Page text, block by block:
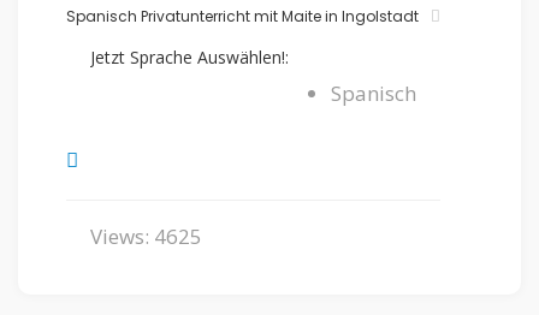
Spanisch Privatunterricht mit Maite in Ingolstadt
Jetzt Sprache Auswählen!:
Spanisch
Views: 4625